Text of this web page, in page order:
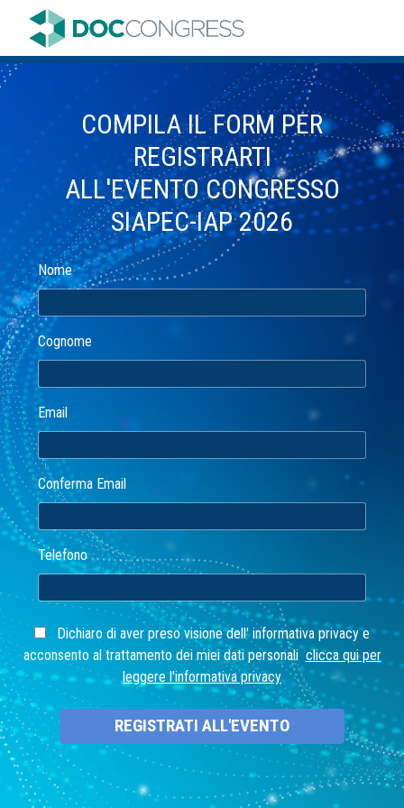
COMPILA IL FORM PER
REGISTRARTI
ALL'EVENTO CONGRESSO
SIAPEC-IAP 2026
Nome
Cognome
Email
Conferma Email
Telefono
Dichiaro di aver preso visione dell' informativa privacy e
acconsento al trattamento dei miei dati personali clicca qui per
leggere l'informativa privacy
REGISTRATI ALL'EVENTO